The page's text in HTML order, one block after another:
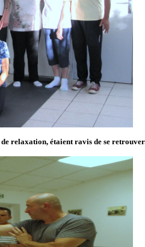
relaxation, étaient ravis de se